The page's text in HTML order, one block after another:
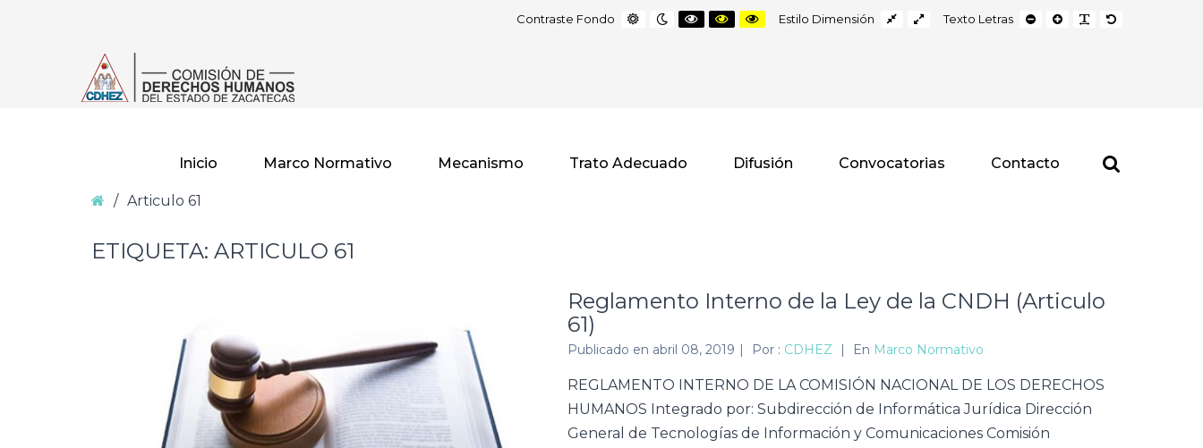
Contraste Fondo
Default
contrast
Night
contrast
Black
and
Black
and
Yellow
and
Estilo Dimensión
FixedWideTexto Letras
Smaller
LargerReadable
Default
Inicio Marco Normativo Mecanismo Trato Adecuado Difusión Convocatorias Contacto
Home
/ Articulo 61
ETIQUETA: ARTICULO 61
Reglamento Interno de la Ley de la CNDH (Articulo
61)
Publicado en abril 08, 2019 | Por : CDHEZ | En Marco Normativo
REGLAMENTO INTERNO DE LA COMISIÓN NACIONAL DE LOS DERECHOS
HUMANOS Integrado por: Subdirección de Informática Jurídica Dirección
General de Tecnologías de Información y Comunicaciones Comisión